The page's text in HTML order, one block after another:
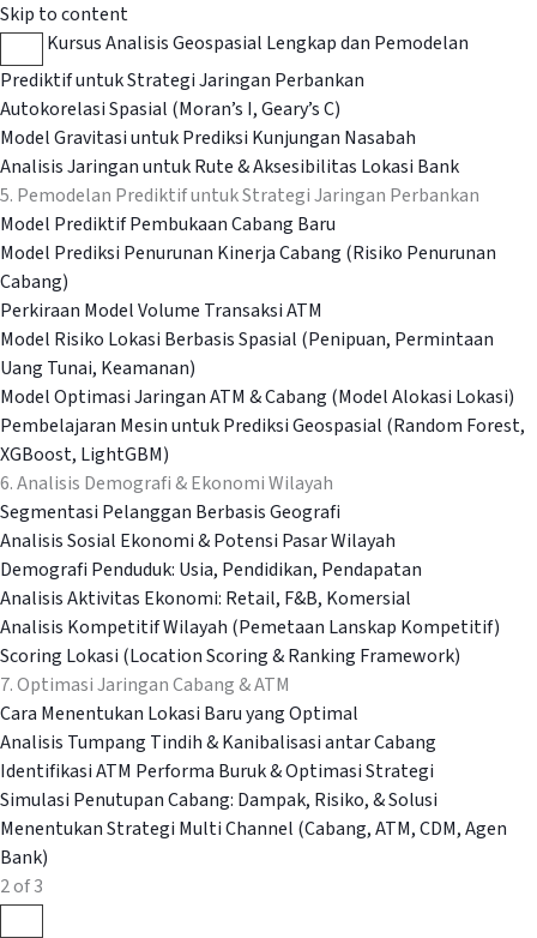
Skip to content
Kursus Analisis Geospasial Lengkap dan Pemodelan
Prediktif untuk Strategi Jaringan Perbankan
Autokorelasi Spasial (Moran’s I, Geary’s C)
Model Gravitasi untuk Prediksi Kunjungan Nasabah
Analisis Jaringan untuk Rute & Aksesibilitas Lokasi Bank
5. Pemodelan Prediktif untuk Strategi Jaringan Perbankan
Model Prediktif Pembukaan Cabang Baru
Model Prediksi Penurunan Kinerja Cabang (Risiko Penurunan
Cabang)
Perkiraan Model Volume Transaksi ATM
Model Risiko Lokasi Berbasis Spasial (Penipuan, Permintaan
Uang Tunai, Keamanan)
Model Optimasi Jaringan ATM & Cabang (Model Alokasi Lokasi)
Pembelajaran Mesin untuk Prediksi Geospasial (Random Forest,
XGBoost, LightGBM)
6. Analisis Demografi & Ekonomi Wilayah
Segmentasi Pelanggan Berbasis Geografi
Analisis Sosial Ekonomi & Potensi Pasar Wilayah
Demografi Penduduk: Usia, Pendidikan, Pendapatan
Analisis Aktivitas Ekonomi: Retail, F&B, Komersial
Analisis Kompetitif Wilayah (Pemetaan Lanskap Kompetitif)
Scoring Lokasi (Location Scoring & Ranking Framework)
7. Optimasi Jaringan Cabang & ATM
Cara Menentukan Lokasi Baru yang Optimal
Analisis Tumpang Tindih & Kanibalisasi antar Cabang
Identifikasi ATM Performa Buruk & Optimasi Strategi
Simulasi Penutupan Cabang: Dampak, Risiko, & Solusi
Menentukan Strategi Multi Channel (Cabang, ATM, CDM, Agen
Bank)
2 of 3